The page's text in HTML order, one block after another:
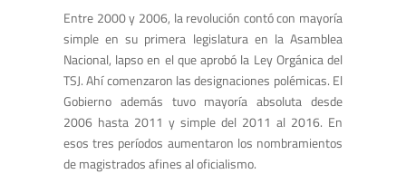
Entre 2000 y 2006, la revolución contó con mayoría
simple en su primera legislatura en la Asamblea
Nacional, lapso en el que aprobó la Ley Orgánica del
TSJ. Ahí comenzaron las designaciones polémicas. El
Gobierno además tuvo mayoría absoluta desde
2006 hasta 2011 y simple del 2011 al 2016. En
esos tres períodos aumentaron los nombramientos
de magistrados afines al oficialismo.